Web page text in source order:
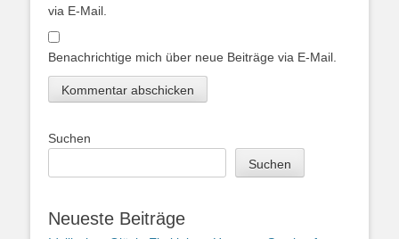
via E-Mail.
Benachrichtige mich über neue Beiträge via E-Mail.
Suchen
Suchen
Neueste Beiträge